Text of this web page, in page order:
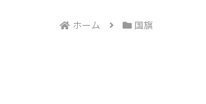
ホーム 国旗